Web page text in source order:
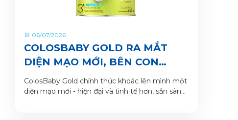
06/07/2026
COLOSBABY GOLD RA MẮT
DIỆN MẠO MỚI, BÊN CON
TRONG HÀNH TRÌNH LỚN
KHÔN
ColosBaby Gold chính thức khoác lên mình một
diện mạo mới - hiện đại và tinh tế hơn, sẵn sàng